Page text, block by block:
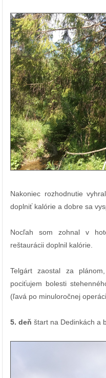
Nakoniec rozhodnutie
doplniť kalórie a dobre sa
Nocľah som zohnal v
reštaurácii doplnil kalórie.
Telgárt zaostal za
pociťujem bolesti
(ľavá po minuloročnej
5. deň štart na Dedinkách a